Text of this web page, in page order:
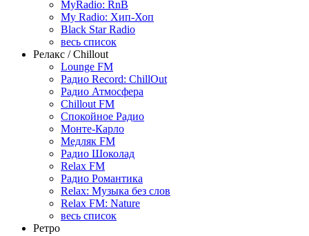
MyRadio: RnB
My Radio: Хип-Хоп
Black Star Radio
весь список
Релакс / Chillout
Lounge FM
Радио Record: ChillOut
Радио Атмосфера
Chillout FM
Спокойное Радио
Монте-Карло
Медляк FM
Радио Шоколад
Relax FM
Радио Романтика
Relax: Музыка без слов
Relax FM: Nature
весь список
Ретро